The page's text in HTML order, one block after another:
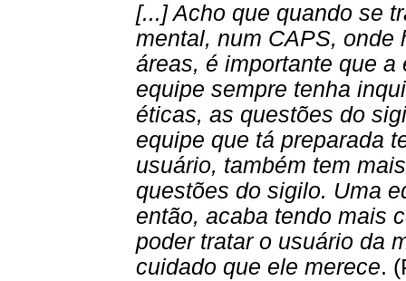
[...] Acho que quando se
mental, num CAPS, onde
áreas, é importante que
equipe sempre tenha
éticas, as questões do
equipe que tá preparada
usuário, também tem
questões do sigilo. Uma
então, acaba tendo mais
poder tratar o usuário da
cuidado que ele merece.